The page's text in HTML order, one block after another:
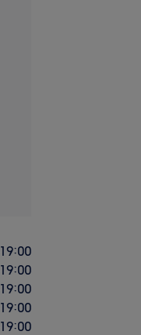
19:00
19:00
19:00
19:00
19:00